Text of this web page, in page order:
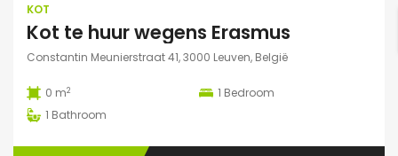
KOT
Kot te huur wegens Erasmus
Constantin Meunierstraat 41, 3000 Leuven, België
0 m2 1 Bedroom
1 Bathroom